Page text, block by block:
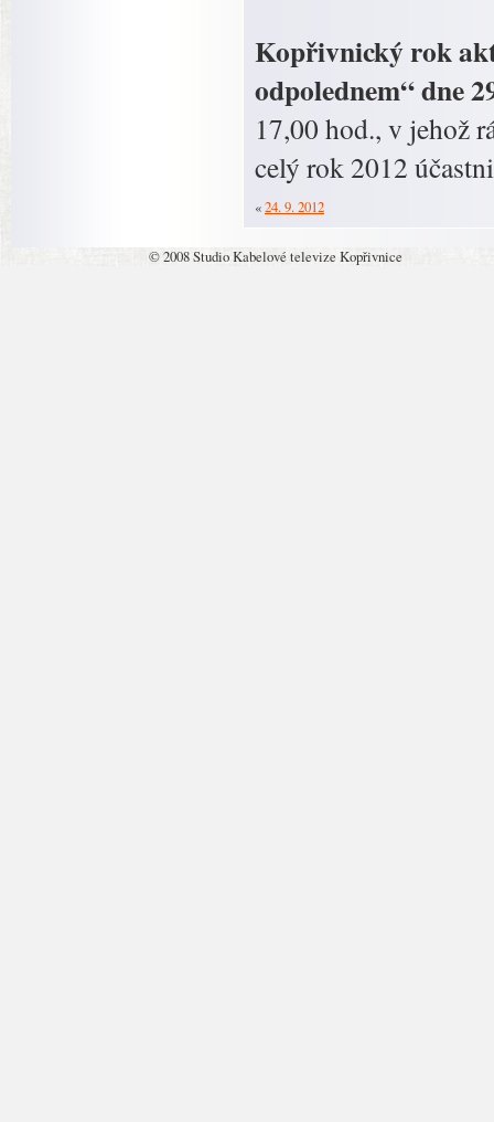
Kopřivnický rok
odpolednem“ dne
17,00 hod., v jehož
celý rok 2012
«24. 9. 2012
© 2008 Studio Kabelové televize Kopřivnice